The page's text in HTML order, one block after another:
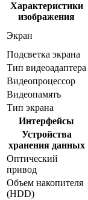
Характеристики
изображения
Экран
Подсветка экрана
Тип видеоадаптера
Видеопроцессор
Видеопамять
Тип экрана
Интерфейсы
Устройства
хранения данных
Оптический
привод
Объем накопителя
(HDD)